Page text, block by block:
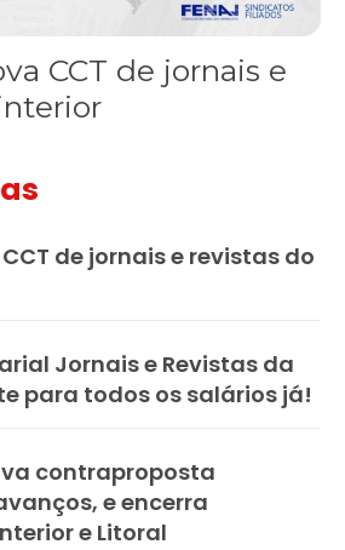
CCT de jornais e
de jornais e revistas do
Jornais e Revistas da
para todos os salários já!
contraproposta
e encerra
e Litoral